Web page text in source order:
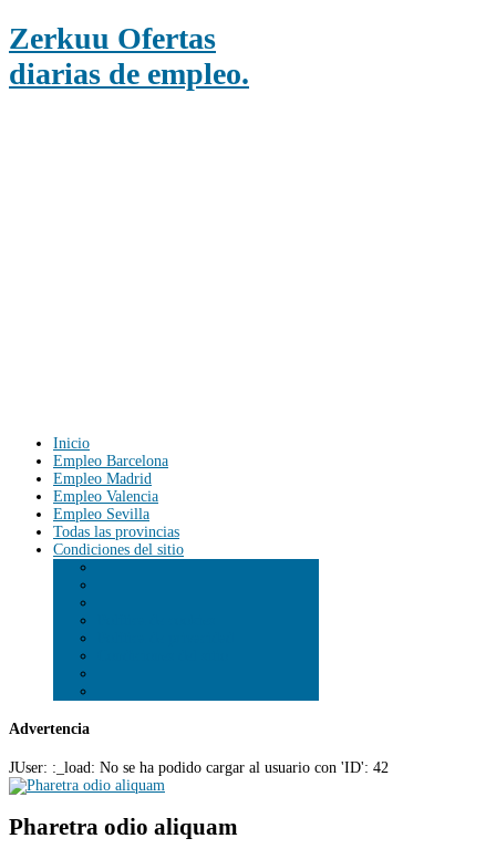
Zerkuu Ofertas
diarias de empleo.
Inicio
Empleo Barcelona
Empleo Madrid
Empleo Valencia
Empleo Sevilla
Todas las provincias
Condiciones del sitio
Advertencia
JUser: :_load: No se ha podido cargar al usuario con 'ID': 42
Pharetra odio aliquam